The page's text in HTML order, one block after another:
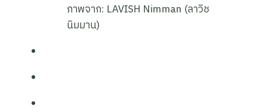
ภาพจาก: LAVISH Nimman (ลาวิช
นิมมาน)